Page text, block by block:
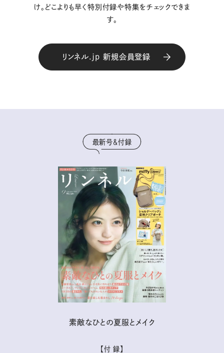
け。どこよりも早く特別付録や特集をチェックできま
す。
リンネル.jp 新規会員登録
最新号＆付録
素敵なひとの夏服とメイク
【付 録】